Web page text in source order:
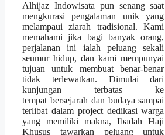
Alhijaz Indowisata pun senang saat
mengkurasi pengalaman unik yang
melampaui ziarah tradisional. Kami
memahami jika bagi banyak orang,
perjalanan ini ialah peluang sekali
seumur hidup, dan kami mempunyai
tujuan untuk membuat benar-benar
tidak terlewatkan. Dimulai dari
kunjungan terbatas ke
tempat bersejarah dan budaya sampai
terlibat dalam project dedikasi warga
yang memiliki makna, Ibadah Haji
Khusus tawarkan peluang untuk